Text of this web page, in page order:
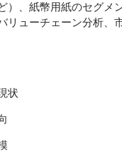
）、紙幣用紙のセグ
リューチェーン分析、
状